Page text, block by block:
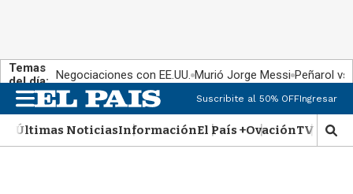
Temas
del día: Negociaciones con EE.UU. Murió Jorge Messi Peñarol
M
e
n
u
Suscribite al 50% OFFIngresar
Últimas NoticiasInformaciónEl País +OvaciónTV Show
M
o